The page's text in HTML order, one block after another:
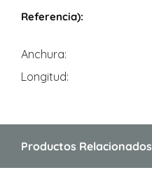
Anchura
Longitud
Productos Relacionados